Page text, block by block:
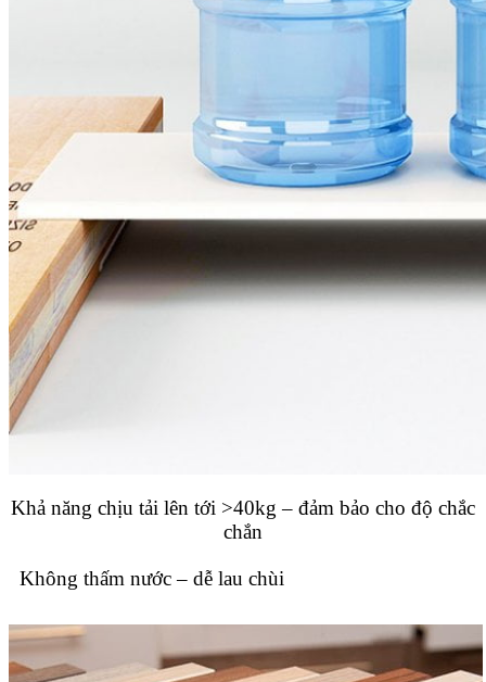
Khả năng chịu tải lên tới >40kg – đảm bảo cho độ chắc
chắn
Không thấm nước – dễ lau chùi